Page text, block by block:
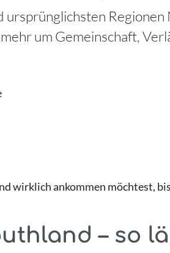
Regionen
um Gemeinschaft,
wirklich ankommen möchtest,
– so